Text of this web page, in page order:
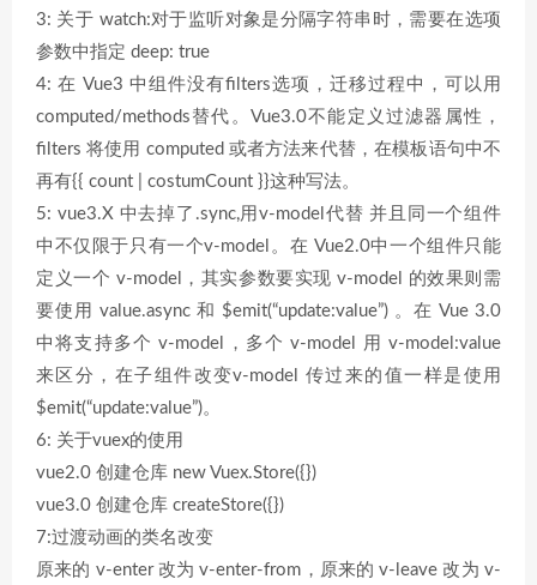
3: 关于 watch:对于监听对象是分隔字符串时，需要在选项
参数中指定 deep: true
4: 在 Vue3 中组件没有filters选项，迁移过程中，可以用
computed/methods替代。Vue3.0不能定义过滤器属性，
filters 将使用 computed 或者方法来代替，在模板语句中不
再有{{ count | costumCount }}这种写法。
5: vue3.X 中去掉了.sync,用v-model代替 并且同一个组件
中不仅限于只有一个v-model。在 Vue2.0中一个组件只能
定义一个 v-model，其实参数要实现 v-model 的效果则需
要使用 value.async 和 $emit(“update:value”) 。在 Vue 3.0
中将支持多个 v-model，多个 v-model 用 v-model:value
来区分，在子组件改变v-model 传过来的值一样是使用
$emit(“update:value”)。
6: 关于vuex的使用
vue2.0 创建仓库 new Vuex.Store({})
vue3.0 创建仓库 createStore({})
7:过渡动画的类名改变
原来的 v-enter 改为 v-enter-from，原来的 v-leave 改为 v-